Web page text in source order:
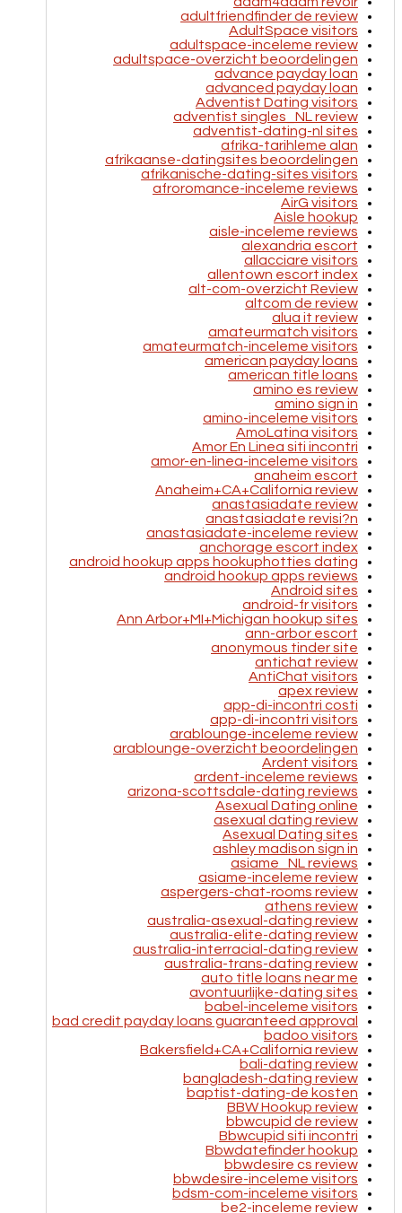
adultfriendfinder de review
AdultSpace visitors
adultspace-inceleme review
adultspace-overzicht beoordelingen
advance payday loan
advanced payday loan
Adventist Dating visitors
adventist singles_NL review
adventist-dating-nl sites
afrika-tarihleme alan
afrikaanse-datingsites beoordelingen
afrikanische-dating-sites visitors
afroromance-inceleme reviews
AirG visitors
Aisle hookup
aisle-inceleme reviews
alexandria escort
allacciare visitors
allentown escort index
alt-com-overzicht Review
altcom de review
alua it review
amateurmatch visitors
amateurmatch-inceleme visitors
american payday loans
american title loans
amino es review
amino sign in
amino-inceleme visitors
AmoLatina visitors
Amor En Linea siti incontri
amor-en-linea-inceleme visitors
anaheim escort
Anaheim+CA+California review
anastasiadate review
anastasiadate revisi?n
anastasiadate-inceleme review
anchorage escort index
android hookup apps hookuphotties dating
android hookup apps reviews
Android sites
android-fr visitors
Ann Arbor+MI+Michigan hookup sites
ann-arbor escort
anonymous tinder site
antichat review
AntiChat visitors
apex review
app-di-incontri costi
app-di-incontri visitors
arablounge-inceleme review
arablounge-overzicht beoordelingen
Ardent visitors
ardent-inceleme reviews
arizona-scottsdale-dating reviews
Asexual Dating online
asexual dating review
Asexual Dating sites
ashley madison sign in
asiame_NL reviews
asiame-inceleme review
aspergers-chat-rooms review
athens review
australia-asexual-dating review
australia-elite-dating review
australia-interracial-dating review
australia-trans-dating review
auto title loans near me
avontuurlijke-dating sites
babel-inceleme visitors
bad credit payday loans guaranteed approval
badoo visitors
Bakersfield+CA+California review
bali-dating review
bangladesh-dating review
baptist-dating-de kosten
BBW Hookup review
bbwcupid de review
Bbwcupid siti incontri
Bbwdatefinder hookup
bbwdesire cs review
bbwdesire-inceleme visitors
bdsm-com-inceleme visitors
be2-inceleme review